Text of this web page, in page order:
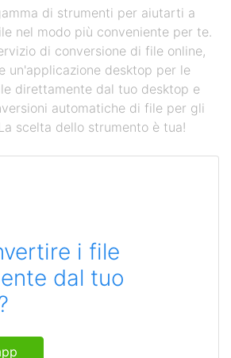
di strumenti per aiutarti a
nel modo più conveniente per te.
di conversione di file online,
un'applicazione desktop per le
direttamente dal tuo desktop e
automatiche di file per gli
scelta dello strumento è tua!
i file
dal tuo